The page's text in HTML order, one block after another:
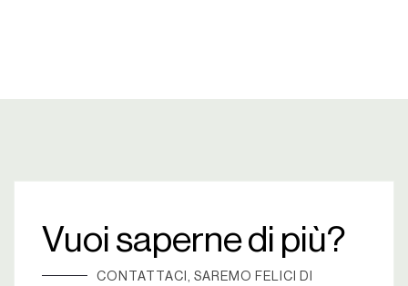
Vuoi saperne di più?
CONTATTACI, SAREMO FELICI DI